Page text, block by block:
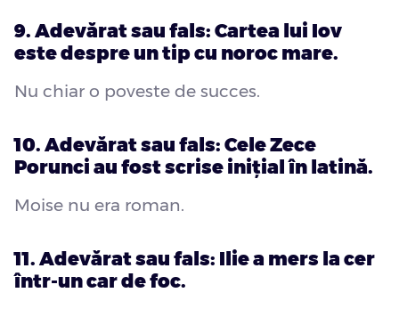
9. Adevărat sau fals: Cartea lui Iov
este despre un tip cu noroc mare.
Nu chiar o poveste de succes.
10. Adevărat sau fals: Cele Zece
Porunci au fost scrise inițial în latină.
Moise nu era roman.
11. Adevărat sau fals: Ilie a mers la cer
într-un car de foc.